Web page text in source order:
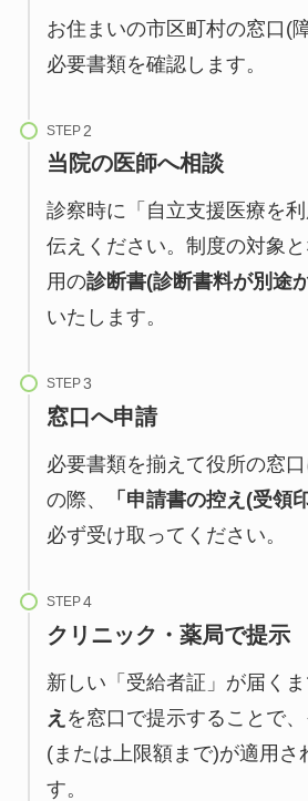
お住まいの市区町村の窓口(
必要書類を確認します。
STEP
当院の医師へ相談
診察時に「自立支援医療を
伝えください。制度の対象
用の診断書(診断書料が別途
いたします。
STEP
窓口へ申請
必要書類を揃えて役所の窓
の際、
「申請書の控え(受領
必ず受け取ってください。
STEP
クリニック・薬局で提示
新しい「受給者証」が届くま
え を窓口で提示することで
(または上限額まで)が適用さ
す。